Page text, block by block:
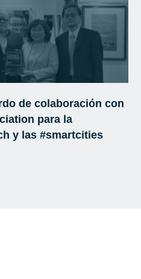
de colaboración con
para la
y las #smartcities